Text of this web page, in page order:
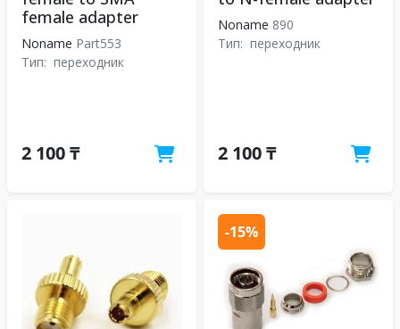
female adapter
Noname Part553
Тип: переходник
2 100 ₸
Noname 890
Тип: переходник
2 100 ₸
-15%